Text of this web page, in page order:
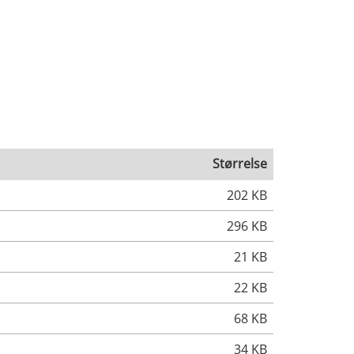
Størrelse
202 KB
296 KB
21 KB
22 KB
68 KB
34 KB